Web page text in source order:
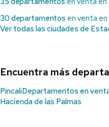
30 departamentos en venta en
Ver todas las ciudades de
Encuentra más
PincaliDepartamentos en
Hacienda de las Palmas